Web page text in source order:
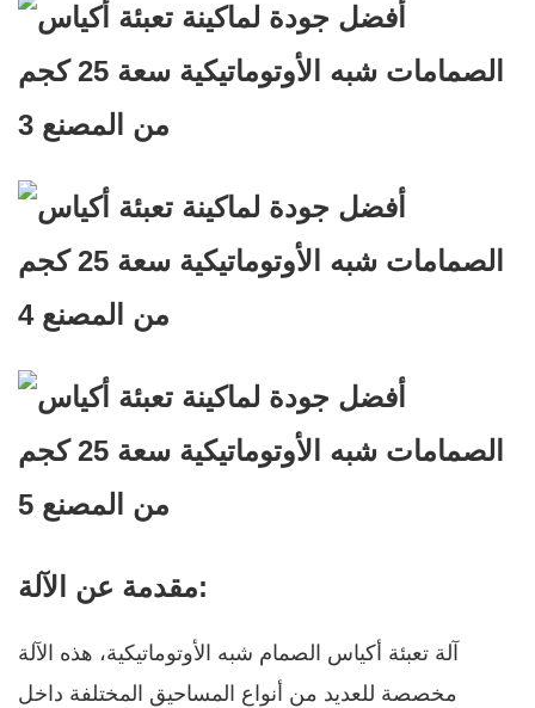
مقدمة عن الآلة:
آلة تعبئة أكياس الصمام شبه الأوتوماتيكية، هذه الآلة
مخصصة للعديد من أنواع المساحيق المختلفة داخل